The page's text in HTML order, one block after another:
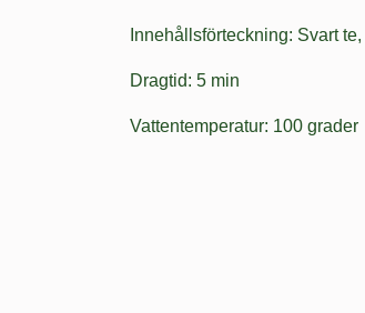
Innehållsförteckning: Svart
Dragtid: 5 min
Vattentemperatur: 100 grader